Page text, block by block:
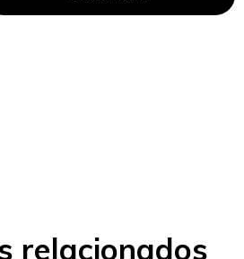
relacionados